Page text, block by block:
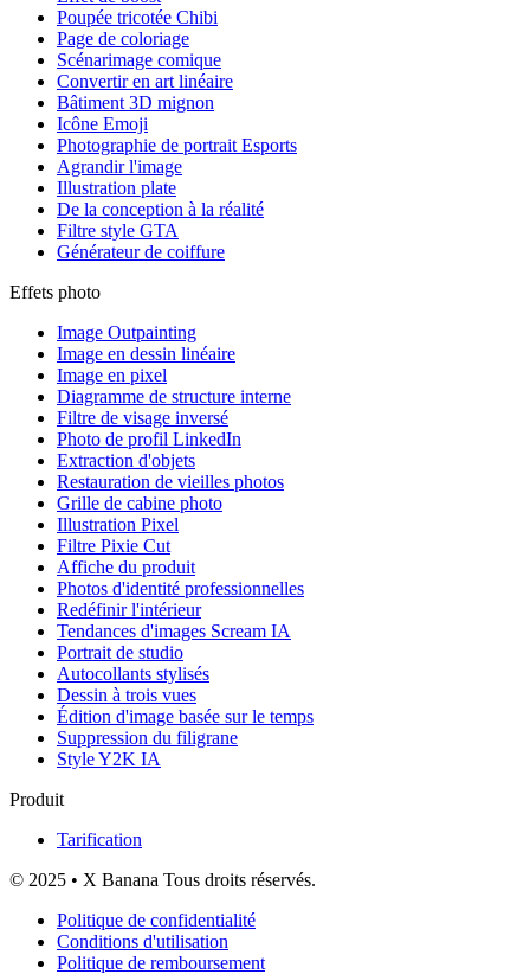
Poupée tricotée Chibi
Page de coloriage
Scénarimage comique
Convertir en art linéaire
Bâtiment 3D mignon
Icône Emoji
Photographie de portrait Esports
Agrandir l'image
Illustration plate
De la conception à la réalité
Filtre style GTA
Générateur de coiffure
Effets photo
Image Outpainting
Image en dessin linéaire
Image en pixel
Diagramme de structure interne
Filtre de visage inversé
Photo de profil LinkedIn
Extraction d'objets
Restauration de vieilles photos
Grille de cabine photo
Illustration Pixel
Filtre Pixie Cut
Affiche du produit
Photos d'identité professionnelles
Redéfinir l'intérieur
Tendances d'images Scream IA
Portrait de studio
Autocollants stylisés
Dessin à trois vues
Édition d'image basée sur le temps
Suppression du filigrane
Style Y2K IA
Produit
Tarification
© 2025 • X Banana Tous droits réservés.
Politique de confidentialité
Conditions d'utilisation
Politique de remboursement